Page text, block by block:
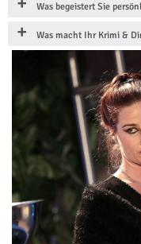
Was begeistert Sie
Was macht Ihr Krimi &